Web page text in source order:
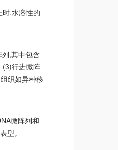
,水溶性的
,其中包含
(3)行进微阵
织如异种移
微阵列和
型。